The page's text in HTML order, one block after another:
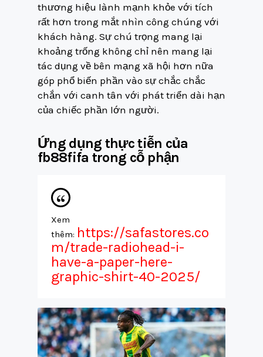
thương hiệu lành mạnh khỏe với tích
rất hơn trong mắt nhìn công chúng với
khách hàng. Sự chú trọng mang lại
khoảng trống không chỉ nên mang lại
tác dụng về bên mạng xã hội hơn nữa
góp phổ biến phần vào sự chắc chắc
chắn với canh tân với phát triển dài hạn
của chiếc phần lớn người.
Ứng dụng thực tiễn của
fb88fifa trong cỗ phận
Xem
thêm: https://safastores.co
m/trade-radiohead-i-
have-a-paper-here-
graphic-shirt-40-2025/